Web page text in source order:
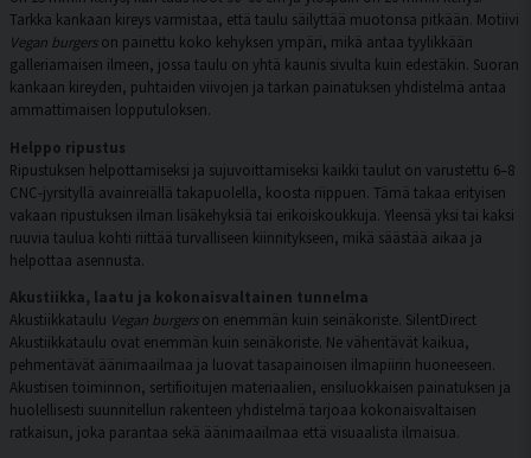
Tarkka kankaan kireys varmistaa, että taulu säilyttää muotonsa pitkään. Motiivi
Vegan burgerson painettu koko kehyksen ympäri, mikä antaa tyylikkään
galleriamaisen ilmeen, jossa taulu on yhtä kaunis sivulta kuin edestäkin. Suoran
kankaan kireyden, puhtaiden viivojen ja tarkan painatuksen yhdistelmä antaa
ammattimaisen lopputuloksen.
Helppo ripustus
Ripustuksen helpottamiseksi ja sujuvoittamiseksi kaikki taulut on varustettu 6–8
CNC-jyrsityllä avainreiällä takapuolella, koosta riippuen. Tämä takaa erityisen
vakaan ripustuksen ilman lisäkehyksiä tai erikoiskoukkuja. Yleensä yksi tai kaksi
ruuvia taulua kohti riittää turvalliseen kiinnitykseen, mikä säästää aikaa ja
helpottaa asennusta.
Akustiikka, laatu ja kokonaisvaltainen tunnelma
Akustiikkataulu Vegan burgerson enemmän kuin seinäkoriste. SilentDirect
Akustiikkataulu ovat enemmän kuin seinäkoriste. Ne vähentävät kaikua,
pehmentävät äänimaailmaa ja luovat tasapainoisen ilmapiirin huoneeseen.
Akustisen toiminnon, sertifioitujen materiaalien, ensiluokkaisen painatuksen ja
huolellisesti suunnitellun rakenteen yhdistelmä tarjoaa kokonaisvaltaisen
ratkaisun, joka parantaa sekä äänimaailmaa että visuaalista ilmaisua.